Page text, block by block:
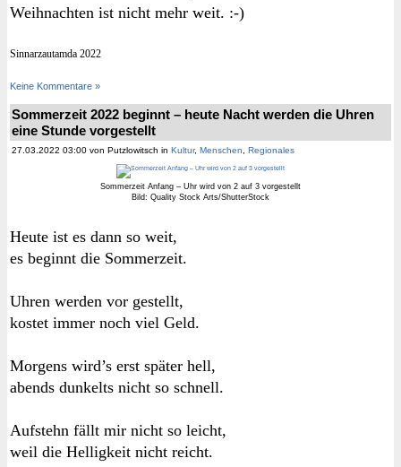
Weihnachten ist nicht mehr weit. :-)
Sinnarzautamda 2022
Keine Kommentare »
Sommerzeit 2022 beginnt – heute Nacht werden die Uhren
eine Stunde vorgestellt
27.03.2022 03:00 von Putzlowitsch in Kultur, Menschen Regionales
Sommerzeit Anfang – Uhr wird von 2 auf 3 vorgestellt
Bild: Quality Stock Arts/ShutterStock
Heute ist es dann so weit,
es beginnt die Sommerzeit.
Uhren werden vor gestellt,
kostet immer noch viel Geld.
Morgens wird’s erst später hell,
abends dunkelts nicht so schnell.
Aufstehn fällt mir nicht so leicht,
weil die Helligkeit nicht reicht.